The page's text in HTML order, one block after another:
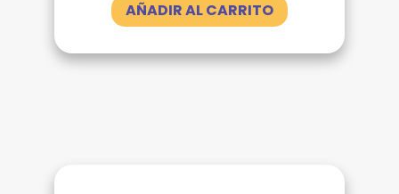
AÑADIR AL CARRITO